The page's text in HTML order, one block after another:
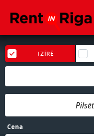
IZĪRĒ
Cena